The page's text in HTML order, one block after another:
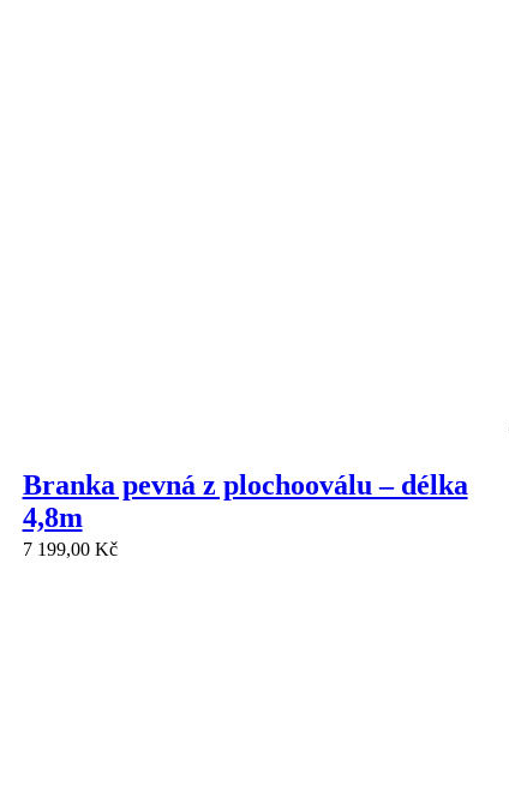
Branka pevná z plochooválu – délka
4,8m
7 199,00 Kč